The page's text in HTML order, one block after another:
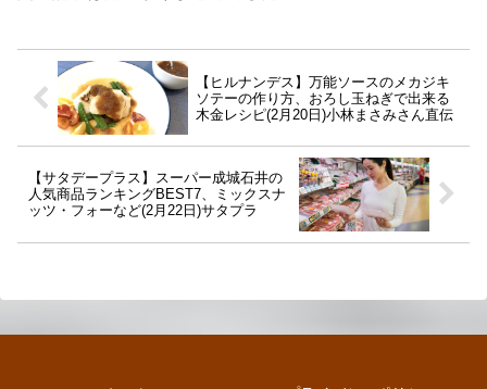
【ヒルナンデス】万能ソースのメカジキ
ソテーの作り方、おろし玉ねぎで出来る
木金レシピ(2月20日)小林まさみさん直伝
【サタデープラス】スーパー成城石井の
人気商品ランキングBEST7、ミックスナ
ッツ・フォーなど(2月22日)サタプラ